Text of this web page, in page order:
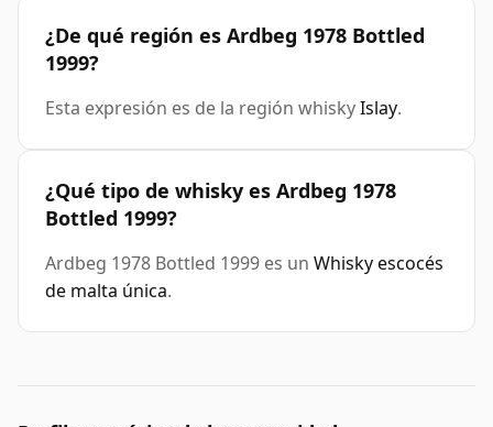
¿De qué región es Ardbeg 1978 Bottled
1999?
Esta expresión es de la región whiskyIslay.
¿Qué tipo de whisky es Ardbeg 1978
Bottled 1999?
Ardbeg 1978 Bottled 1999 es un Whisky escocés
de malta única.